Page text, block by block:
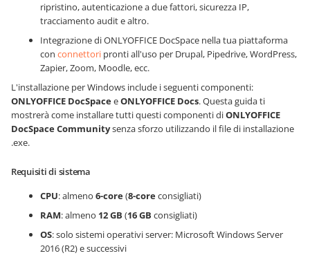
ripristino, autenticazione a due fattori, sicurezza IP,
tracciamento audit e altro.
Integrazione di ONLYOFFICE DocSpace nella tua piattaforma
con connettori pronti all'uso per Drupal, Pipedrive, WordPress,
Zapier, Zoom, Moodle, ecc.
L'installazione per Windows include i seguenti componenti:
ONLYOFFICE DocSpaceeONLYOFFICE Docs. Questa guida ti
mostrerà come installare tutti questi componenti diONLYOFFICE
DocSpace Communitysenza sforzo utilizzando il file di installazione
.exe.
Requisiti di sistema
CPU: almeno 6-core(8-coreconsigliati)
RAM: almeno 12 GB (16 GB consigliati)
OS: solo sistemi operativi server: Microsoft Windows Server
2016 (R2) e successivi